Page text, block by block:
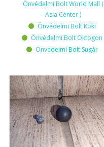
Önvédelmi Bolt World Mall (
Asia Center )
Önvédelmi Bolt Köki
Önvédelmi Bolt Oktogon
Önvédelmi Bolt Sugár